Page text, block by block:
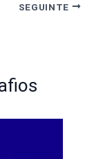
SEGUINTE